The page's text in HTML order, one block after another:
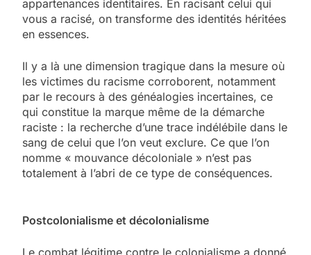
appartenances identitaires. En racisant celui qui
vous a racisé, on transforme des identités héritées
en essences.
Il y a là une dimension tragique dans la mesure où
les victimes du racisme corroborent, notamment
par le recours à des généalogies incertaines, ce
qui constitue la marque même de la démarche
raciste : la recherche d’une trace indélébile dans le
sang de celui que l’on veut exclure. Ce que l’on
nomme « mouvance décoloniale » n’est pas
totalement à l’abri de ce type de conséquences.
Postcolonialisme et décolonialisme